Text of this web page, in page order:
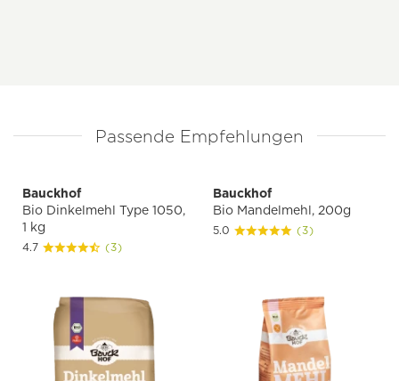
Passende Empfehlungen
Bauckhof
Bio Dinkelmehl Type 1050,
1 kg
4.7 (3)
Bauckhof
Bio Mandelmehl, 200g
5.0 (3)